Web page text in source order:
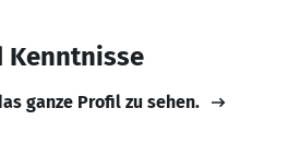
Kenntnisse
ganze Profil zu sehen.